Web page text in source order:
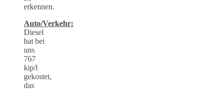
erkennen.
Auto/Verkehr:
Diesel
hat bei
uns
767
kip/l
gekostet,
das